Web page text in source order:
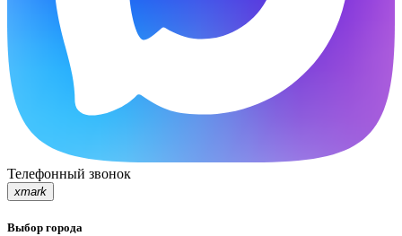
Телефонный звонок
xmark
Выбор города